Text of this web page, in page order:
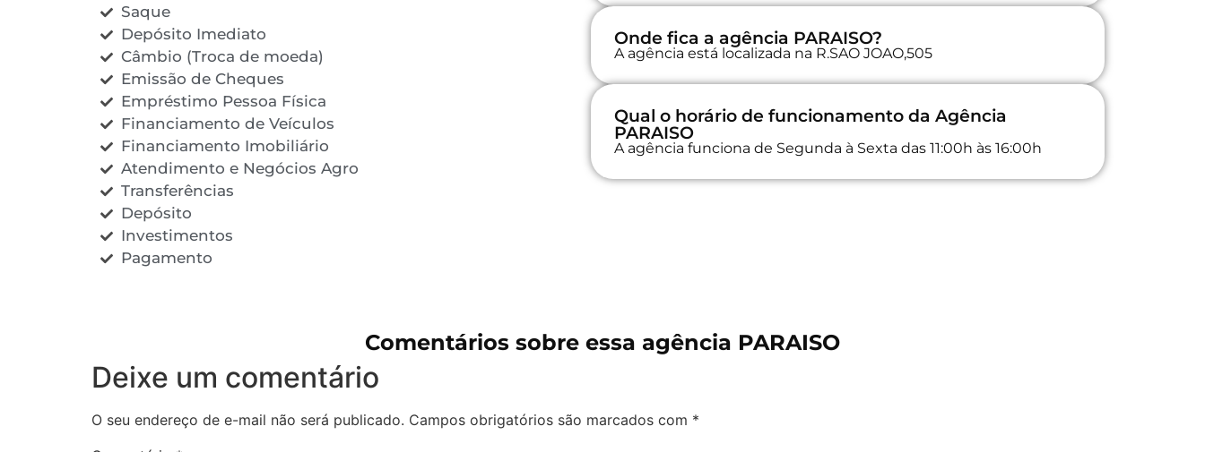
Saque
Depósito Imediato
Câmbio (Troca de moeda)
Emissão de Cheques
Empréstimo Pessoa Física
Financiamento de Veículos
Financiamento Imobiliário
Atendimento e Negócios Agro
Transferências
Depósito
Investimentos
Pagamento
Onde fica a agência PARAISO?
A agência está localizada na R.SAO JOAO,505
Qual o horário de funcionamento da Agência
PARAISO
A agência funciona de Segunda à Sexta das 11:00h às 16:00h
Comentários sobre essa agência PARAISO
Deixe um comentário
O seu endereço de e-mail não será publicado. Campos obrigatórios são marcados com *